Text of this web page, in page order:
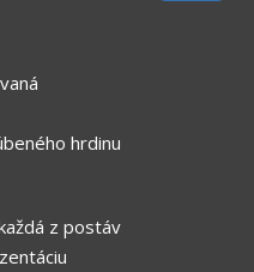
hrdinu
z postáv